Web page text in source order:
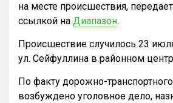
на месте происшествия, передает
ссылкой на Диапазон.
Происшествие случилось 23
ул. Сейфуллина в районном
По факту дорожно-
возбуждено уголовное дело,